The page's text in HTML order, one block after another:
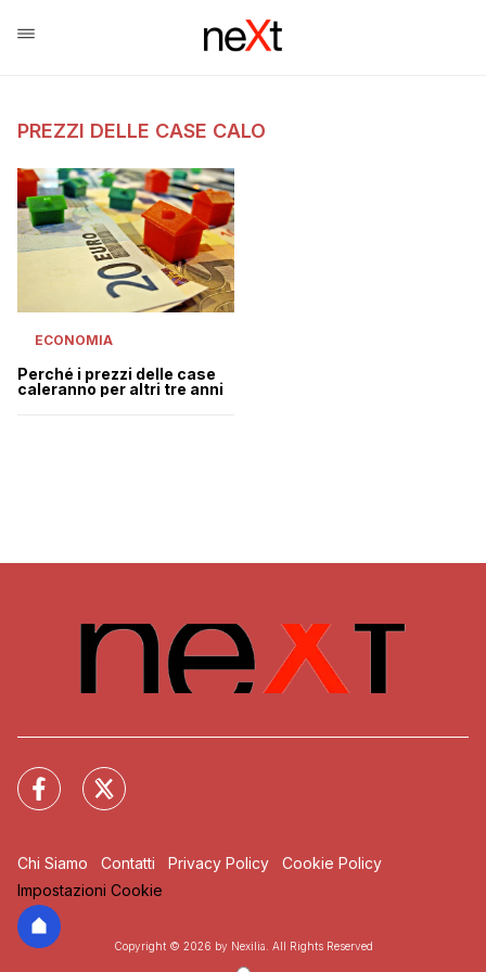
PREZZI DELLE CASE CALO
ECONOMIA
Perché i prezzi delle case
caleranno per altri tre anni
Chi Siamo Contatti Privacy Policy
Cookie Policy
Impostazioni Cookie
Copyright © 2026 by Nexilia. All Rights Reserved